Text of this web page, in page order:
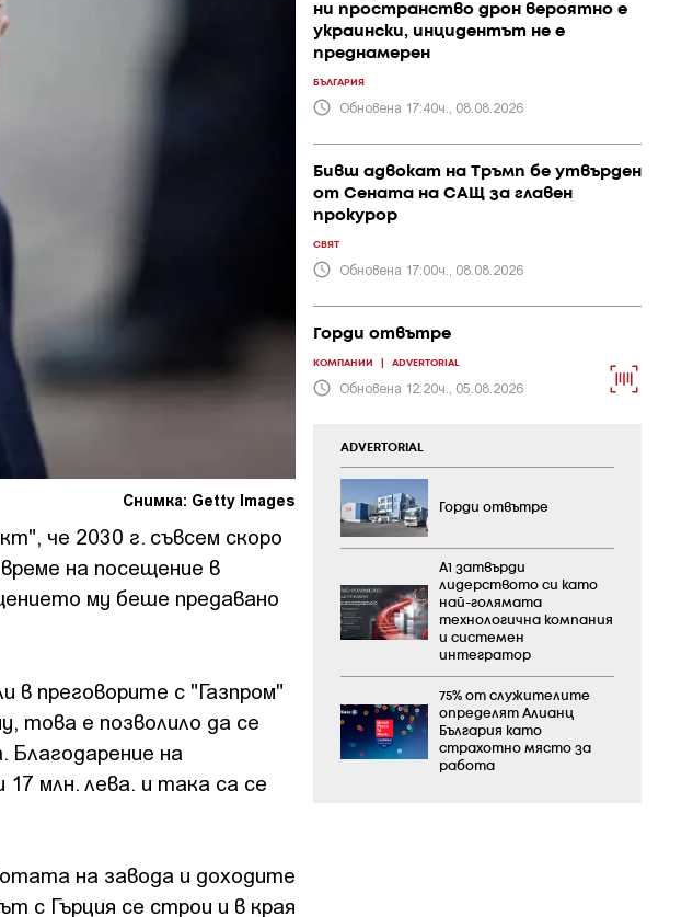
Снимка: Getty Images
че 2030 г. съвсем скоро
на посещение в
му беше предавано
в преговорите с "Газпром"
това е позволило да се
Благодарение на
млн. лева. и така са се
на завода и доходите
с Гърция се строи и в края
ни пространство дрон вероятно е
украински, инцидентът не е
преднамерен
БЪЛГАРИЯ
Обновена 17:40ч., 08.08.2026
Бивш адвокат на Тръмп бе утвърден
от Сената на САЩ за главен
прокурор
СВЯТ
Обновена 17:00ч., 08.08.2026
Горди отвътре
КОМПАНИИ ADVERTORIAL
Обновена 12:20ч., 05.08.2026
ADVERTORIAL
Горди отвътре
А1 затвърди
лидерството си като
най-голямата
технологична компания
и системен
интегратор
75% от служителите
определят Алианц
България като
страхотно място за
работа